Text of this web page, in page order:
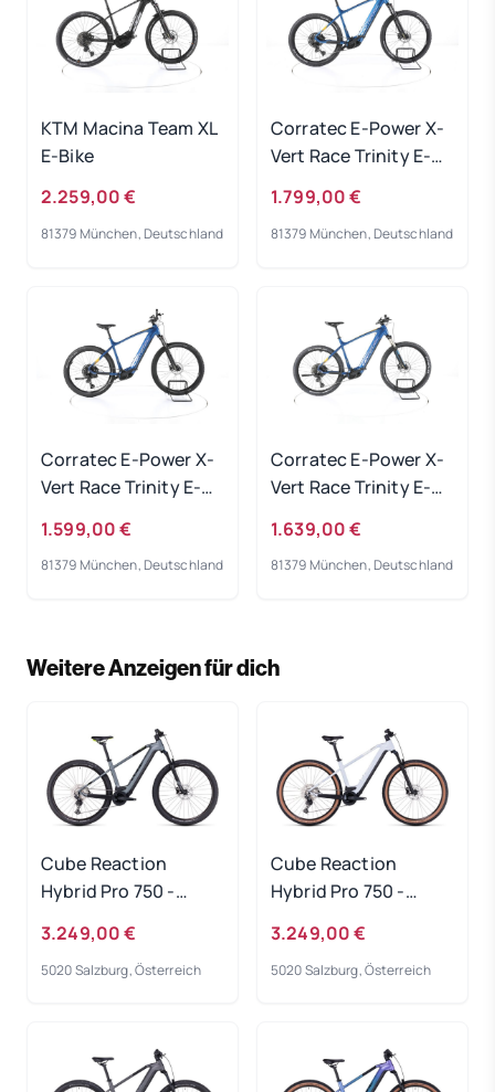
KTM Macina Team XL
E-Bike
2.259,00 €
81379 München, Deutschland
Corratec E-Power X-
Vert Race Trinity E-
1.799,00 €
81379 München, Deutschland
Corratec E-Power X-
Vert Race Trinity E-
1.599,00 €
81379 München, Deutschland
Corratec E-Power X-
Vert Race Trinity E-
1.639,00 €
81379 München, Deutschland
Weitere Anzeigen für dich
Cube Reaction
Hybrid Pro 750 -
Rahmengröße: S
3.249,00 €
5020 Salzburg, Österreich
Cube Reaction
Hybrid Pro 750 -
Rahmengröße: XXL
3.249,00 €
5020 Salzburg, Österreich